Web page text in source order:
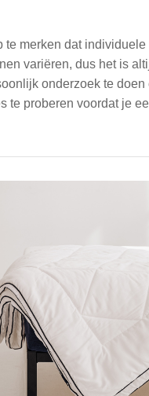
te merken dat individuele
variëren, dus het is
onderzoek te doen
te proberen voordat je